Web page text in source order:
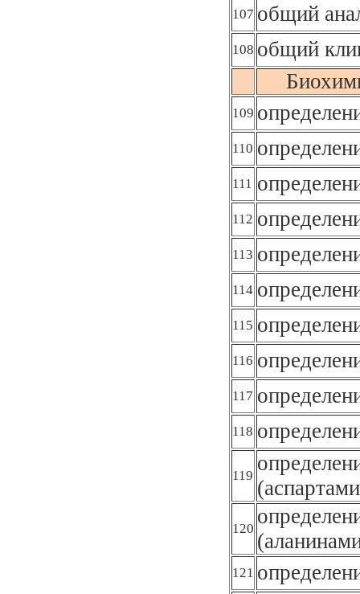
107 общий
108 общий
109
110
111
112
113
114
115
116
117
118
119
120
121